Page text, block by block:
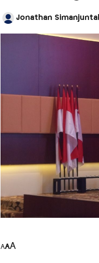
Jonathan
AAA